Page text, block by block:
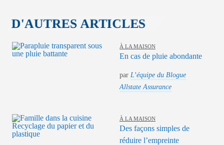
D'AUTRES ARTICLES
À LA MAISON
En cas de pluie abondante
par L’équipe du Blogue
Allstate Assurance
À LA MAISON
Des façons simples de
réduire l’empreinte